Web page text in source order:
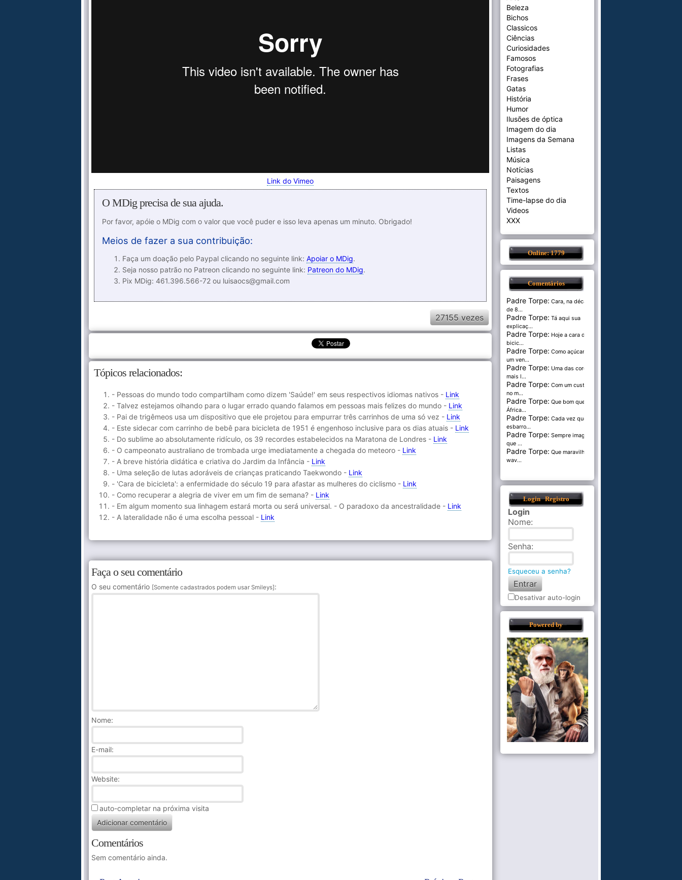
Link do Vimeo
O MDig precisa de sua ajuda.
Por favor, apóie o MDig com o valor que você puder e isso leva apenas um minuto. Obrigado!
Meios de fazer a sua contribuição:
Faça um doação pelo Paypal clicando no seguinte link: Apoiar o MDig.
Seja nosso patrão no Patreon clicando no seguinte link: Patreon do MDig.
Pix MDig: 461.396.566-72 ou luisaocs@gmail.com
27155 vezes
Tópicos relacionados:
- Pessoas do mundo todo compartilham como dizem 'Saúde!' em seus respectivos idiomas nativos - Link
- Talvez estejamos olhando para o lugar errado quando falamos em pessoas mais felizes do mundo - Link
- Pai de trigêmeos usa um dispositivo que ele projetou para empurrar três carrinhos de uma só vez - Link
- Este sidecar com carrinho de bebê para bicicleta de 1951 é engenhoso inclusive para os dias atuais - Link
- Do sublime ao absolutamente ridículo, os 39 recordes estabelecidos na Maratona de Londres - Link
- O campeonato australiano de trombada urge imediatamente a chegada do meteoro - Link
- A breve história didática e criativa do Jardim da Infância - Link
- Uma seleção de lutas adoráveis de crianças praticando Taekwondo - Link
- 'Cara de bicicleta': a enfermidade do século 19 para afastar as mulheres do ciclismo - Link
- Como recuperar a alegria de viver em um fim de semana? - Link
- Em algum momento sua linhagem estará morta ou será universal. - O paradoxo da ancestralidade - Link
- A lateralidade não é uma escolha pessoal - Link
Faça o seu comentário
O seu comentário [Somente cadastrados podem usar Smileys] :
Nome:
E-mail:
Website:
auto-completar na próxima visita
Comentários
Sem comentário ainda.
Beleza
Bichos
Classicos
Ciências
Curiosidades
Famosos
Fotografias
Frases
Gatas
História
Humor
Ilusões de óptica
Imagem do dia
Imagens da Semana
Listas
Música
Notícias
Paisagens
Textos
Time-lapse do dia
Videos
XXX
Online: 1779
Comentários
Padre Torpe: Cara, na década
de 8...
Padre Torpe: Tá aqui sua
explicaç...
Padre Torpe: Hoje a cara de
bicic...
Padre Torpe: Como açúcar é
um ven...
Padre Torpe: Uma das cores
mais l...
Padre Torpe: Com um custo de
no m...
Padre Torpe: Que bom que a
África...
Padre Torpe: Cada vez que
esbarro...
Padre Torpe: Sempre imaginei
que ...
Padre Torpe: Que maravilha de
wav...
Login Registro
Login
Nome:
Senha:
Esqueceu a senha?
Desativar auto-login
Powered by